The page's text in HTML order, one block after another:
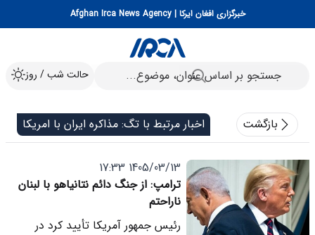
خبرگزاری افغان ایرکا | Afghan Irca News Agency
حالت شب / روز
بازگشت اخبار مرتبط با تگ: مذاکره ایران با امریکا
1405/03/13 17:33
ترامپ: از جنگ دائم نتانیاهو با لبنان
ناراحتم
رئیس جمهور آمریکا تأیید کرد در